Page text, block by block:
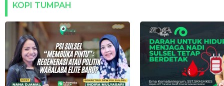
KOPI TUMPAH